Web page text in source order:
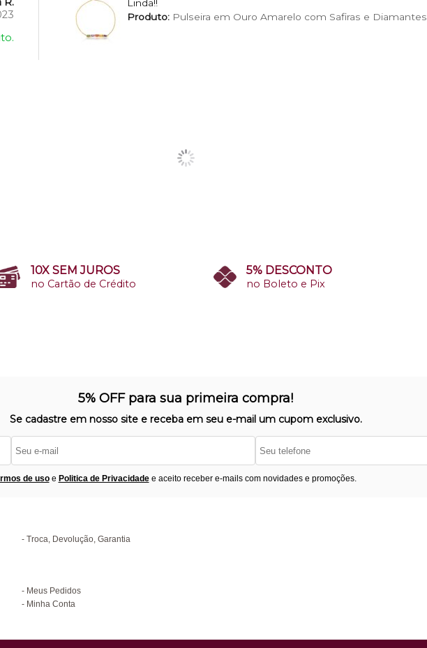
Linda!!
Produto:Pulseira em Ouro Amarelo com Safiras e Diamantes
10X SEM JUROS
no Cartão de Crédito
5% DESCONTO
no Boleto e Pix
5% OFF para sua primeira compra!
Se cadastre em nosso site e receba em seu e-mail um cupom exclusivo.
de usoe Politica de Privacidadee aceito receber e-mails com novidades e promoções.
Troca, Devolução, Garantia
Meus Pedidos
Minha Conta